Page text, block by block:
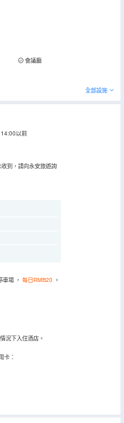
會議廳
全部設施
以前
到，請向永安旅遊詢
車場 ， 每日RMB20 。
況下入住酒店。
卡：